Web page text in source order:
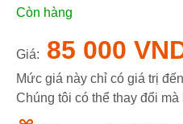
Còn hàng
Giá: 85 000
Mức giá này chỉ có giá trị
Chúng tôi có thể thay đổi